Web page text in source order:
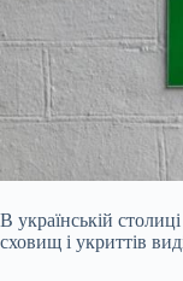
В українській
сховищ і укриттів